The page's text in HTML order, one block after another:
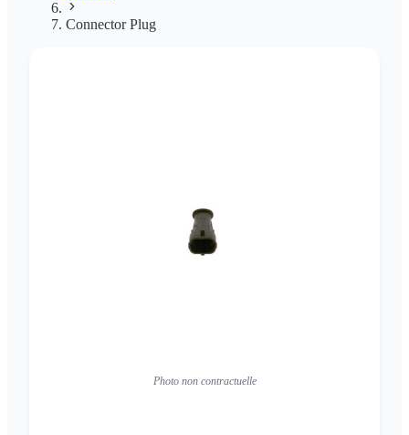
Connector Plug
Photo non contractuelle